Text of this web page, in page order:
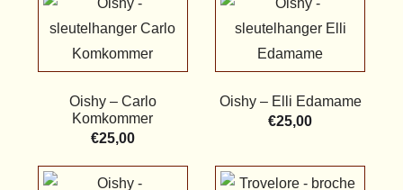
Oishy – Carlo
Komkommer
€25,00
Oishy – Elli Edamame
€25,00